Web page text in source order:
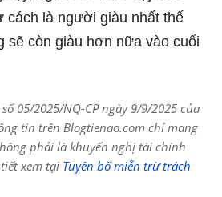
cách là người giàu nhất thế
sẽ còn giàu hơn nữa vào cuối
05/2025/NQ-CP ngày 9/9/2025 của
tin trên Blogtienao.com chỉ mang
phải là khuyến nghị tài chính
xem tại Tuyên bố miễn trừ trách